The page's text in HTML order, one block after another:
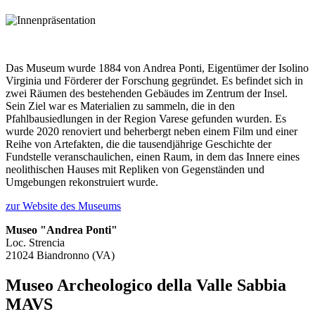
Das Museum wurde 1884 von Andrea Ponti, Eigentümer der Isolino
Virginia und Förderer der Forschung gegründet. Es befindet sich in
zwei Räumen des bestehenden Gebäudes im Zentrum der Insel.
Sein Ziel war es Materialien zu sammeln, die in den
Pfahlbausiedlungen in der Region Varese gefunden wurden. Es
wurde 2020 renoviert und beherbergt neben einem Film und einer
Reihe von Artefakten, die die tausendjährige Geschichte der
Fundstelle veranschaulichen, einen Raum, in dem das Innere eines
neolithischen Hauses mit Repliken von Gegenständen und
Umgebungen rekonstruiert wurde.
zur Website des Museums
Museo "Andrea Ponti"
Loc. Strencia
21024 Biandronno (VA)
Museo Archeologico della Valle Sabbia
MAVS